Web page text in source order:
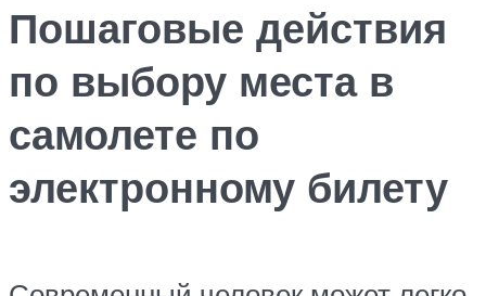
Пошаговые действия
по выбору места в
самолете по
электронному билету